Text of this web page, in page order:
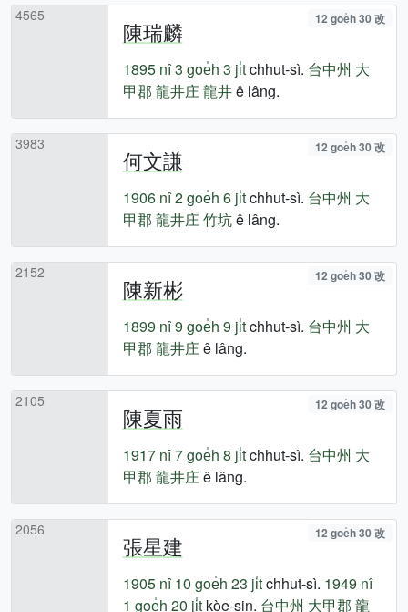
4565
陳瑞麟 12 goe̍h 30 改
1895 nî3 goe̍h 3 ji̍tchhut-sì. 台中州 大
甲郡 龍井庄龍井ê lâng.
3983
何文謙 12 goe̍h 30 改
1906 nî2 goe̍h 6 ji̍tchhut-sì. 台中州 大
甲郡 龍井庄竹坑ê lâng.
2152
陳新彬 12 goe̍h 30 改
1899 nî9 goe̍h 9 ji̍tchhut-sì. 台中州 大
甲郡 龍井庄ê lâng.
2105
陳夏雨 12 goe̍h 30 改
1917 nî7 goe̍h 8 ji̍tchhut-sì. 台中州 大
甲郡 龍井庄ê lâng.
2056
張星建 12 goe̍h 30 改
1905 nî 10 goe̍h 23 ji̍tchhut-sì. 1949 nî
1 goe̍h 20 ji̍tkòe-sin. 台中州 大甲郡 龍